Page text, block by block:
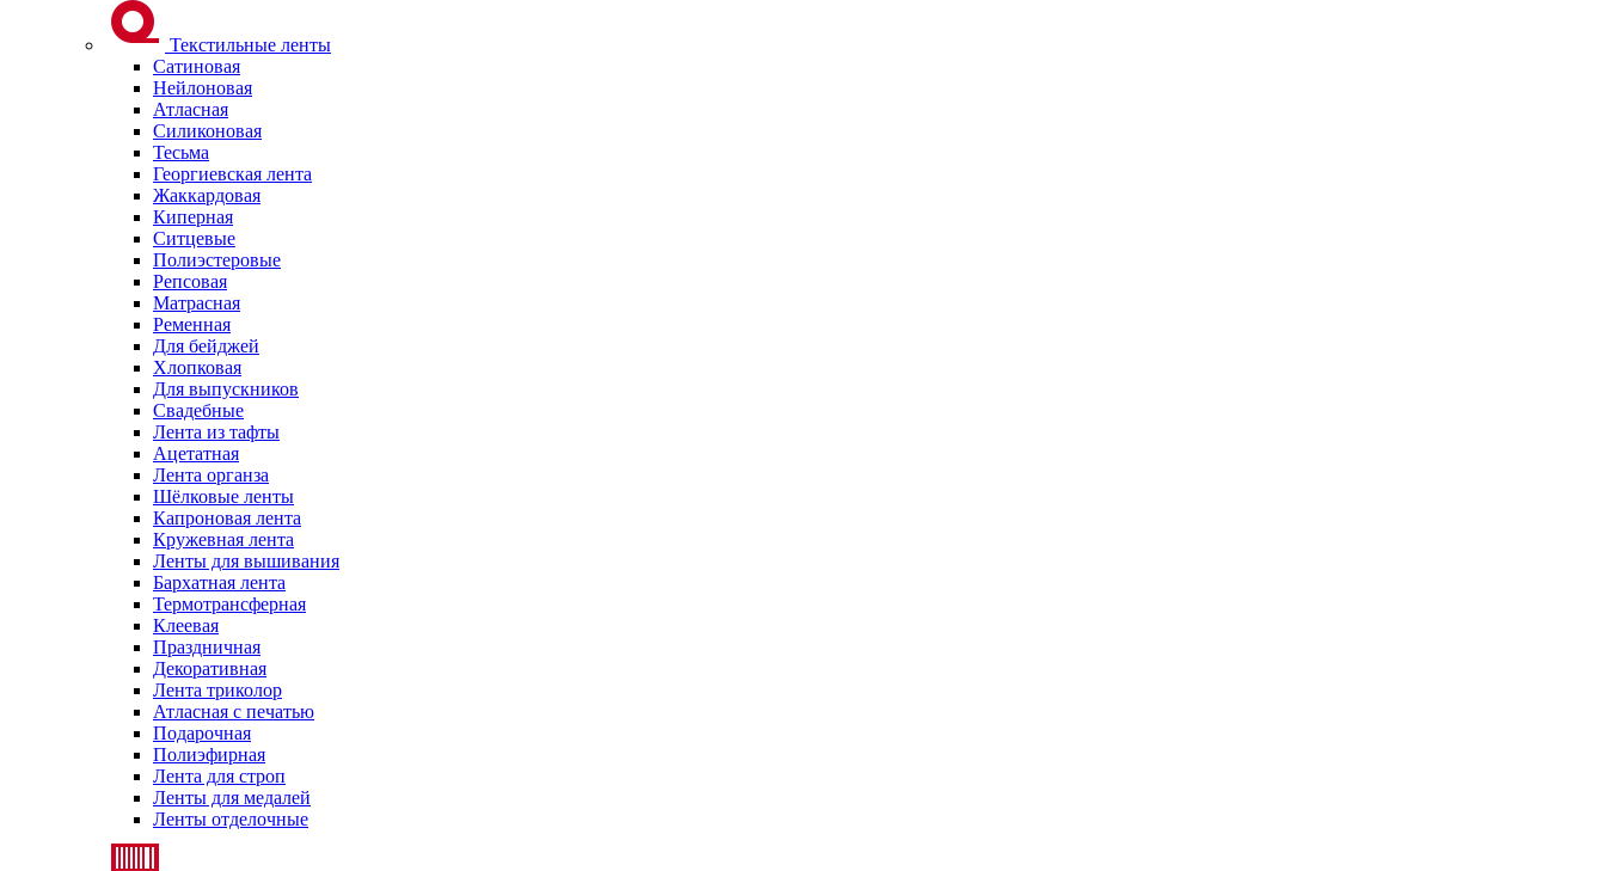
Текстильные ленты
Сатиновая
Нейлоновая
Атласная
Силиконовая
Тесьма
Георгиевская лента
Жаккардовая
Киперная
Ситцевые
Полиэстеровые
Репсовая
Матрасная
Ременная
Для бейджей
Хлопковая
Для выпускников
Свадебные
Лента из тафты
Ацетатная
Лента органза
Шёлковые ленты
Капроновая лента
Кружевная лента
Ленты для вышивания
Бархатная лента
Термотрансферная
Клеевая
Праздничная
Декоративная
Лента триколор
Атласная с печатью
Подарочная
Полиэфирная
Лента для строп
Ленты для медалей
Ленты отделочные